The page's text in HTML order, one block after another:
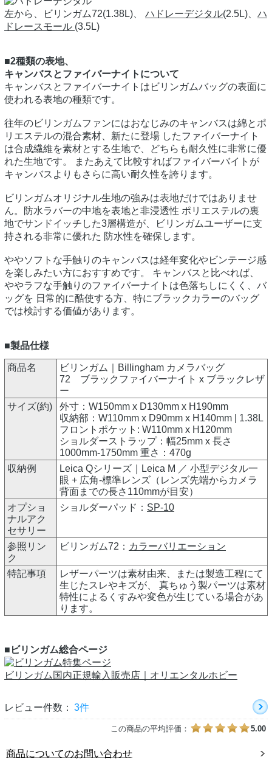
左から、ビリンガム72(1.38L)、 ハドレーデジタル(2.5L)、 ハ
ドレースモール (3.5L)
■2種類の表地、
キャンバスとファイバーナイトについて
キャンバスとファイバーナイトはビリンガムバッグの表面に
使われる表地の種類です。
往年のビリンガムファンにはおなじみのキャンバスは綿とポ
リエステルの混合素材、新たに登場 したファイバーナイト
は合成繊維を素材とする生地で、どちらも耐久性に非常に優
れた生地です。 またあえて比較すればファイバーバイトが
キャンバスよりもさらに高い耐久性を誇ります。
ビリンガムオリジナル生地の強みは表地だけではありませ
ん。防水ラバーの中地を表地と非浸透性 ポリエステルの裏
地でサンドイッチした3層構造が、ビリンガムユーザーに支
持される非常に優れた 防水性を確保します。
ややソフトな手触りのキャンバスは経年変化やビンテージ感
を楽しみたい方におすすめです。 キャンバスと比べれば、
ややラフな手触りのファイバーナイトは色落ちしにくく、バ
ッグを 日常的に酷使する方、特にブラックカラーのバッグ
では検討する価値があります。
■製品仕様
商品名
ビリンガム｜Billingham カメラバッグ
72 ブラックファイバーナイト x ブラックレザ
ー
サイズ(約)
外寸：W150mm x D130mm x H190mm
収納部：W110mm x D90mm x H140mm | 1.38L
フロントポケット: W110mm x H120mm
ショルダーストラップ：幅25mm x 長さ
1000mm-1750mm 重さ：470g
収納例
Leica Qシリーズ｜Leica M ／ 小型デジタル一
眼 + 広角-標準レンズ（レンズ先端からカメラ
背面までの長さ110mmが目安）
オプショ
ナルアク
セサリー
ショルダーパッド： SP-10
参照リン
ク
ビリンガム72： カラーバリエーション
特記事項
レザーパーツは素材由来、または製造工程にて
生じたスレやキズが、 真ちゅう製パーツは素材
特性によるくすみや変色が生じている場合があ
ります。
■ビリンガム総合ページ
ビリンガム国内正規輸入販売店｜オリエンタルホビー
レビュー件数： 3件
この商品の平均評価： 5.00
商品についてのお問い合わせ